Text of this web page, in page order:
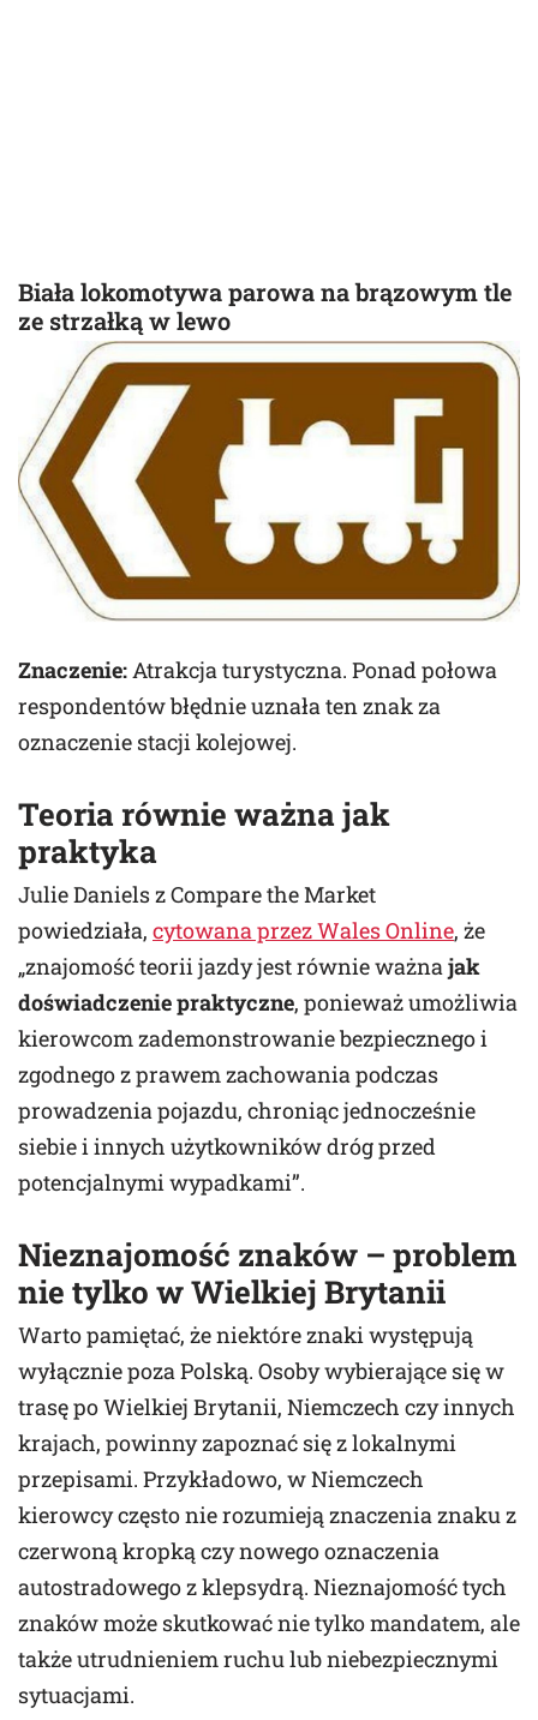
Biała lokomotywa parowa na brązowym tle
ze strzałką w lewo
Znaczenie:Atrakcja turystyczna. Ponad połowa
respondentów błędnie uznała ten znak za
oznaczenie stacji kolejowej.
Teoria równie ważna jak
praktyka
Julie Daniels z Compare the Market
powiedziała, cytowana przez Wales Online, że
„znajomość teorii jazdy jest równie ważnajak
doświadczenie praktyczne, ponieważ umożliwia
kierowcom zademonstrowanie bezpiecznego i
zgodnego z prawem zachowania podczas
prowadzenia pojazdu, chroniąc jednocześnie
siebie i innych użytkowników dróg przed
potencjalnymi wypadkami”.
Nieznajomość znaków – problem
nie tylko w Wielkiej Brytanii
Warto pamiętać, że niektóre znaki występują
wyłącznie poza Polską. Osoby wybierające się w
trasę po Wielkiej Brytanii, Niemczech czy innych
krajach, powinny zapoznać się z lokalnymi
przepisami. Przykładowo, w Niemczech
kierowcy często nie rozumieją znaczenia znaku z
czerwoną kropką czy nowego oznaczenia
autostradowego z klepsydrą. Nieznajomość tych
znaków może skutkować nie tylko mandatem, ale
także utrudnieniem ruchu lub niebezpiecznymi
sytuacjami.